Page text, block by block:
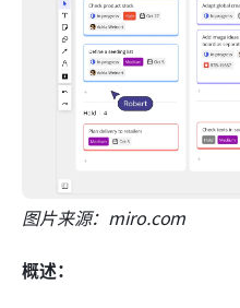
图片来源：miro.com
概述：